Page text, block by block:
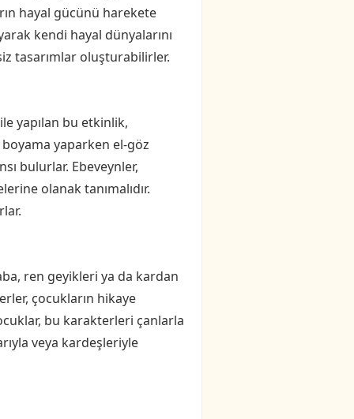
hayal gücünü harekete
kendi hayal dünyalarını
tasarımlar oluşturabilirler.
yapılan bu etkinlik,
yaparken el-göz
bulurlar. Ebeveynler,
olanak tanımalıdır.
ren geyikleri ya da kardan
çocukların hikaye
bu karakterleri çanlarla
veya kardeşleriyle